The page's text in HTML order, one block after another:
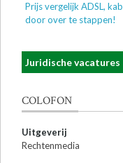
Prijs vergelijk ADSL,
door over te stappen!
Juridische vacatures
COLOFON
Uitgeverij
Rechtenmedia